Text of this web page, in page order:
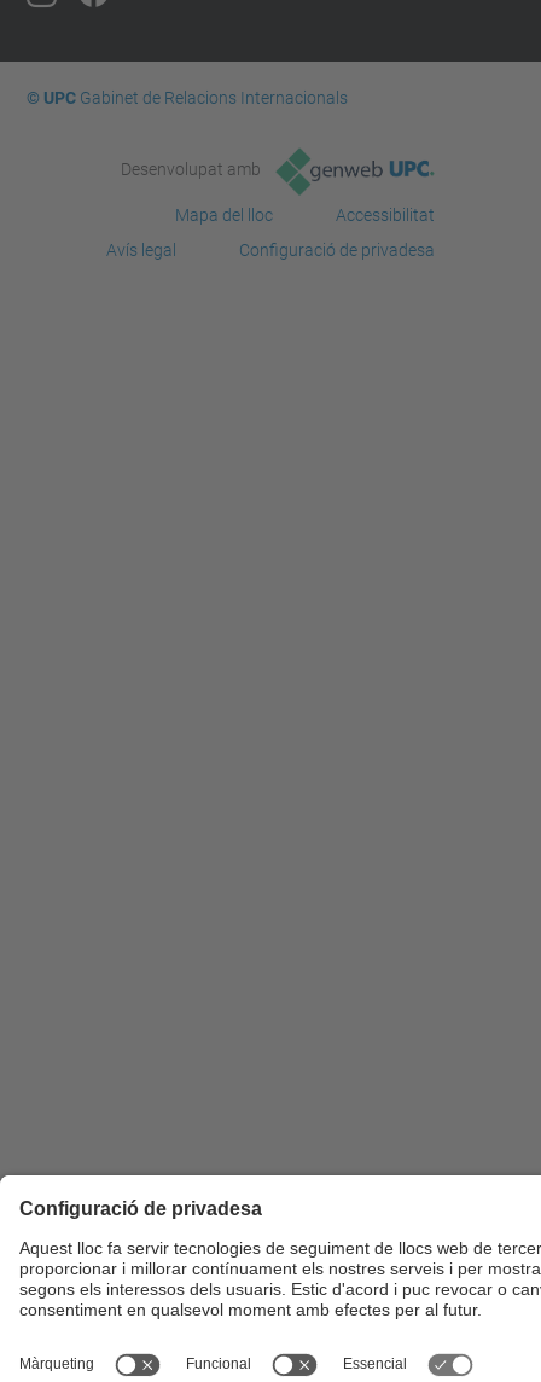
© UPCGabinet de Relacions Internacionals
Desenvolupat amb
Mapa del lloc
Accessibilitat
Avís legal
Configuració de privadesa